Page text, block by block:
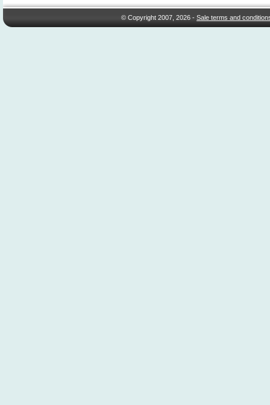
© Copyright 2007, 2026 -Sale terms and